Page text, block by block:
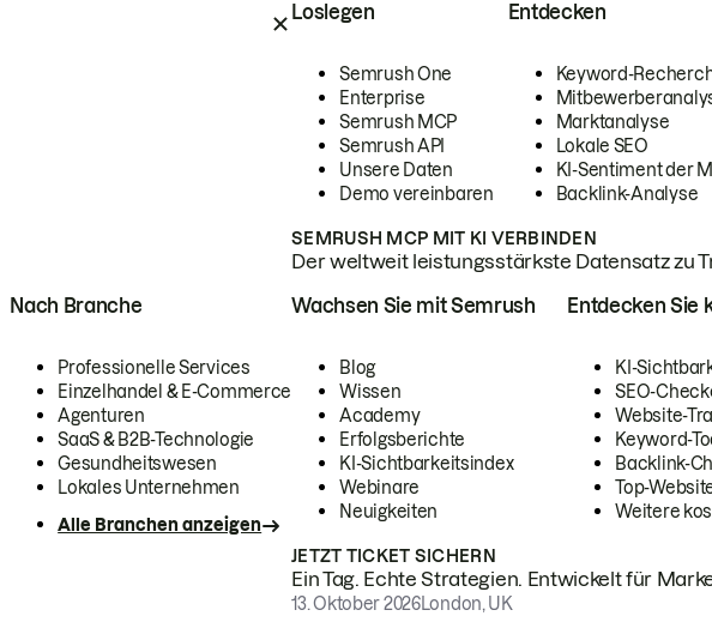
Loslegen
Semrush One
Enterprise
Semrush MCP
Semrush API
Unsere Daten
Demo vereinbaren
Entdecken
Keyword-
Marktanalyse
Lokale SEO
KI-Sentiment der
Backlink-Analyse
SEMRUSH MCP MIT KI VERBINDEN
Der weltweit leistungsstärkste Datensatz zu
Nach Branche
Professionelle Services
Einzelhandel & E-Commerce
Agenturen
SaaS & B2B-Technologie
Gesundheitswesen
Lokales Unternehmen
Alle Branchen anzeigen
Wachsen Sie mit Semrush
Blog
Wissen
Academy
Erfolgsberichte
KI-Sichtbarkeitsindex
Webinare
Neuigkeiten
Entdecken Sie
KI-
SEO-
Website-
Keyword-
Backlink-
Top-
Weitere
JETZT TICKET SICHERN
Ein Tag. Echte Strategien. Entwickelt für
13. Oktober 2026London, UK